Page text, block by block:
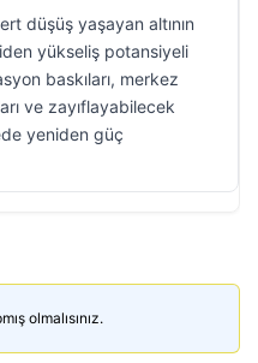
düşüş yaşayan altının
yükseliş potansiyeli
baskıları, merkez
ve zayıflayabilecek
yeniden güç
olmalısınız.